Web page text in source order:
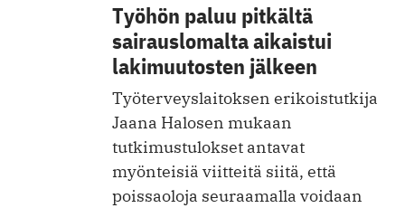
Työhön paluu pitkältä
sairauslomalta aikaistui
lakimuutosten jälkeen
Työterveyslaitoksen erikoistutkija
Jaana Halosen mukaan
tutkimustulokset antavat
myönteisiä viitteitä siitä, että
poissaoloja seuraamalla voidaan